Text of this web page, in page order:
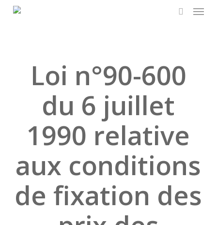
Skip
Menu
Loi n°90-600
du 6 juillet
1990 relative
aux conditions
de fixation des